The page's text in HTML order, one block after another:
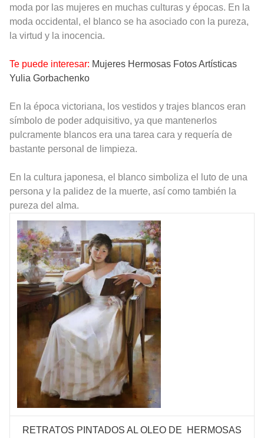
moda por las mujeres en muchas culturas y épocas. En la
moda occidental, el blanco se ha asociado con la pureza,
la virtud y la inocencia.
Te puede interesar: Mujeres Hermosas Fotos Artísticas
Yulia Gorbachenko
En la época victoriana, los vestidos y trajes blancos eran
símbolo de poder adquisitivo, ya que mantenerlos
pulcramente blancos era una tarea cara y requería de
bastante personal de limpieza.
En la cultura japonesa, el blanco simboliza el luto de una
persona y la palidez de la muerte, así como también la
pureza del alma.
RETRATOS PINTADOS AL OLEO DE HERMOSAS